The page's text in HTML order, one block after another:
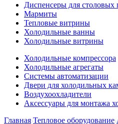
Диспенсеры для столовых
Мармиты
Тепловые витрины
Холодильные ванны
Холодильные витрины
Холодильные компрессора
Холодильные агрегаты
Системы автоматизации
Двери для холодильных
Воздухоохладители
Аксессуары для монтажа
Главная Тепловое оборудование